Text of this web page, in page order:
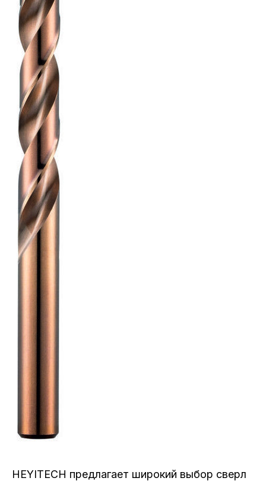
HEYITECH предлагает широкий выбор сверл